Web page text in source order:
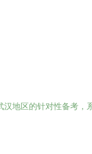
地区的针对性备考